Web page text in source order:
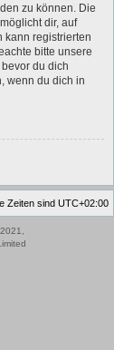
zu können. Die
dir, auf
kann registrierten
bitte unsere
du dich
wenn du dich in
Zeiten sind UTC+02:00